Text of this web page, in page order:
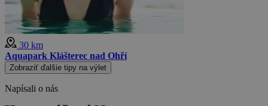
30 km
Aquapark Klášterec nad Ohří
Zobraziť ďalšie tipy na výlet
Napísali o nás